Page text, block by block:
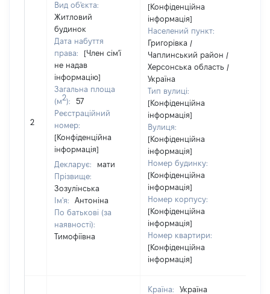
2
Вид об'єкта:
Житловий
будинок
Дата набуття
права:
[Член сім'ї
не надав
інформацію]
Загальна площа
(м2):
57
Реєстраційний
номер:
[Конфіденційна
інформація]
Декларує:
мати
Прізвище:
Зозулінська
Ім'я:
Антоніна
По батькові (за
наявності):
Тимофіївна
[Конфіденційна
інформація]
Населений пункт:
Григорівка /
Чаплинський район /
Херсонська область /
Україна
Тип вулиці:
[Конфіденційна
інформація]
Вулиця:
[Конфіденційна
інформація]
Номер будинку:
[Конфіденційна
інформація]
Номер корпусу:
[Конфіденційна
інформація]
Номер квартири:
[Конфіденційна
інформація]
Країна:
Україна